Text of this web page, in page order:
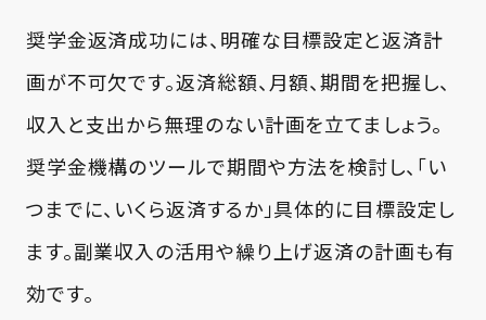
奨学金返済成功には、明確な目標設定と返済計
画が不可欠です。返済総額、月額、期間を把握し、
収入と支出から無理のない計画を立てましょう。
奨学金機構のツールで期間や方法を検討し、「い
つまでに、いくら返済するか」具体的に目標設定し
ます。副業収入の活用や繰り上げ返済の計画も有
効です。